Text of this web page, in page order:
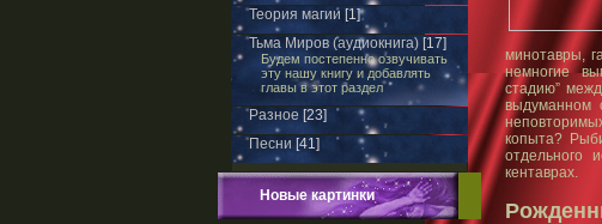
Теория магии [1]
Тьма Миров (аудиокнига) [17]
Будем постепенно озвучивать
эту нашу книгу и добавлять
главы в этот раздел
Разное [23]
Песни [41]
Новые картинки
минотавры,
немногие
стадию”
выдуманном
копыта?
отдельного
кентаврах.